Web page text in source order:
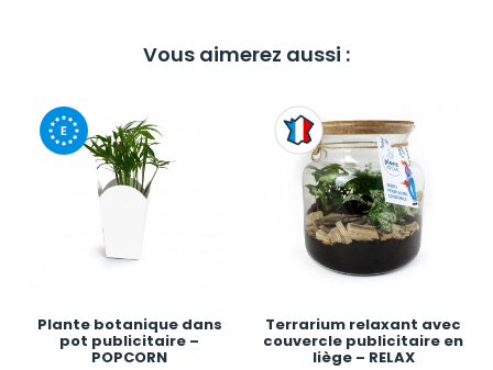
Vous aimerez aussi :
Plante botanique dans
pot publicitaire –
POPCORN
Terrarium relaxant avec
couvercle publicitaire en
liège – RELAX